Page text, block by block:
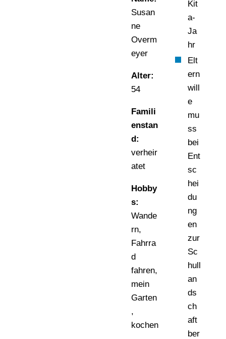
Susan
ne
Overm
eyer
Alter:
54
Famili
enstan
d:
verheir
atet
Hobby
s:
Wande
rn,
Fahrra
d
fahren,
mein
Garten
,
kochen
Kit
a-
Ja
hr
Elt
ern
will
e
mu
ss
bei
Ent
sc
hei
du
ng
en
zur
Sc
hull
an
ds
ch
aft
ber